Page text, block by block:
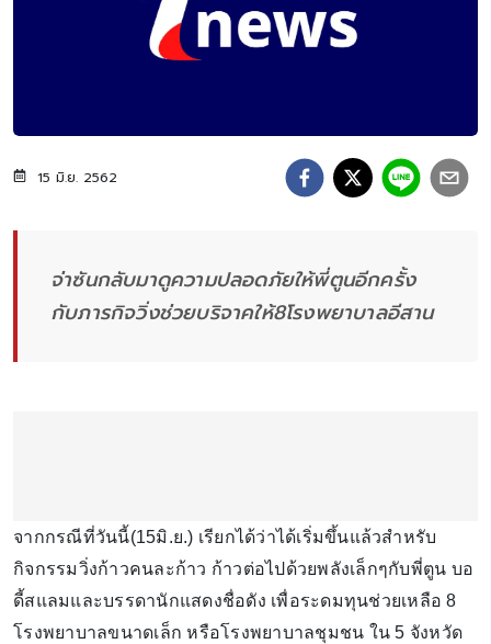
15 มิ.ย. 2562
จ่าซันกลับมาดูความปลอดภัยให้พี่ตูนอีกครั้ง
กับภารกิจวิ่งช่วยบริจาคให้8โรงพยาบาลอีสาน
จากกรณีที่วันนี้(15มิ.ย.) เรียกได้ว่าได้เริ่มขึ้นแล้วสำหรับ
กิจกรรมวิ่งก้าวคนละก้าว ก้าวต่อไปด้วยพลังเล็กๆกับพี่ตูน บอ
ดี้สแลมและบรรดานักแสดงชื่อดัง เพื่อระดมทุนช่วยเหลือ 8
โรงพยาบาลขนาดเล็ก หรือโรงพยาบาลชุมชน ใน 5 จังหวัด